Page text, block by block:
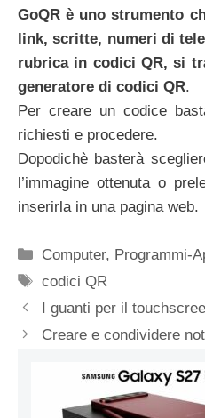
GoQR è uno strumento
link, scritte, numeri di
rubrica in codici QR, si
generatore di codici QR.
Per creare un codice
richiesti e procedere.
Dopodichè basterà
l’immagine ottenuta o
inserirla in una pagina web.
Categorie
Computer, Programmi-
Tag
codici QR
I guanti per il
Creare e condividere